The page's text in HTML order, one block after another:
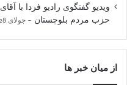
ویدیو گفتگوی رادیو فردا با
حزب مردم بلوچستان
جولای 28, 2026
از میان خبر ها